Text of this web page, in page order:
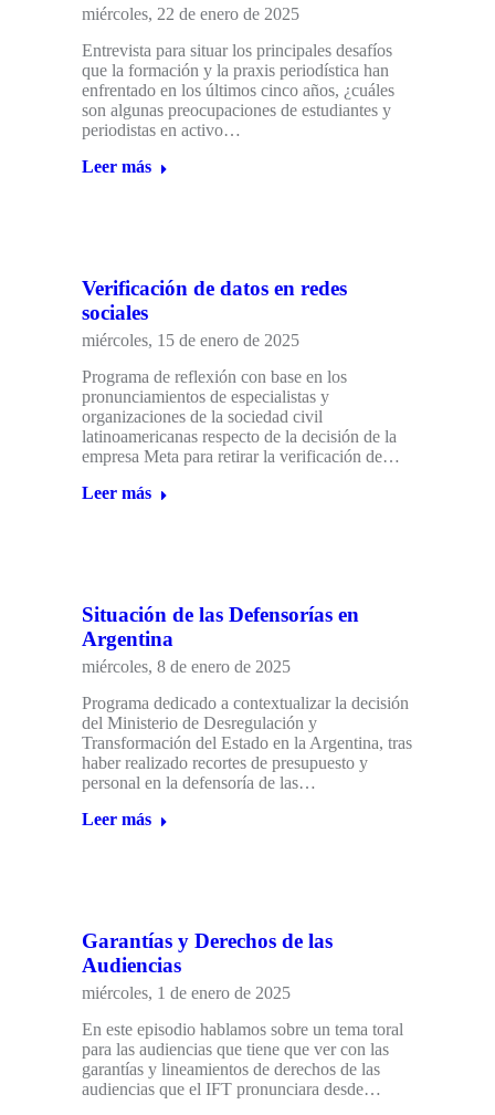
miércoles, 22 de enero de 2025
Entrevista para situar los principales desafíos
que la formación y la praxis periodística han
enfrentado en los últimos cinco años, ¿cuáles
son algunas preocupaciones de estudiantes y
periodistas en activo…
Leer más
Verificación de datos en redes
sociales
miércoles, 15 de enero de 2025
Programa de reflexión con base en los
pronunciamientos de especialistas y
organizaciones de la sociedad civil
latinoamericanas respecto de la decisión de la
empresa Meta para retirar la verificación de…
Leer más
Situación de las Defensorías en
Argentina
miércoles, 8 de enero de 2025
Programa dedicado a contextualizar la decisión
del Ministerio de Desregulación y
Transformación del Estado en la Argentina, tras
haber realizado recortes de presupuesto y
personal en la defensoría de las…
Leer más
Garantías y Derechos de las
Audiencias
miércoles, 1 de enero de 2025
En este episodio hablamos sobre un tema toral
para las audiencias que tiene que ver con las
garantías y lineamientos de derechos de las
audiencias que el IFT pronunciara desde…